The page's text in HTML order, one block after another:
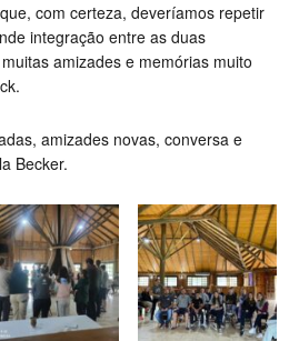
com certeza, deveríamos repetir
integração entre as duas
amizades e memórias muito
amizades novas, conversa e
Becker.